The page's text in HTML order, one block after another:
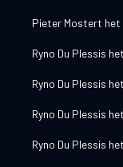
Pieter Mostert het
Ryno Du Plessis
Ryno Du Plessis
Ryno Du Plessis
Ryno Du Plessis